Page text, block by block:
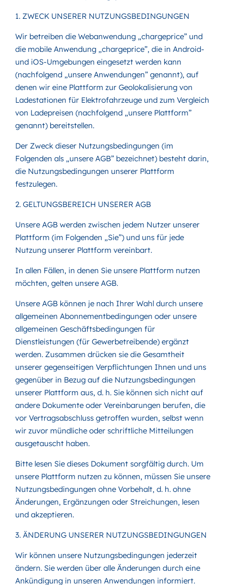
1. ZWECK UNSERER NUTZUNGSBEDINGUNGEN
Wir betreiben die Webanwendung „chargeprice” und
die mobile Anwendung „chargeprice”, die in Android-
und iOS-Umgebungen eingesetzt werden kann
(nachfolgend „unsere Anwendungen” genannt), auf
denen wir eine Plattform zur Geolokalisierung von
Ladestationen für Elektrofahrzeuge und zum Vergleich
von Ladepreisen (nachfolgend „unsere Plattform”
genannt) bereitstellen.
Der Zweck dieser Nutzungsbedingungen (im
Folgenden als „unsere AGB” bezeichnet) besteht darin,
die Nutzungsbedingungen unserer Plattform
festzulegen.
2. GELTUNGSBEREICH UNSERER AGB
Unsere AGB werden zwischen jedem Nutzer unserer
Plattform (im Folgenden „Sie”) und uns für jede
Nutzung unserer Plattform vereinbart.
In allen Fällen, in denen Sie unsere Plattform nutzen
möchten, gelten unsere AGB.
Unsere AGB können je nach Ihrer Wahl durch unsere
allgemeinen Abonnementbedingungen oder unsere
allgemeinen Geschäftsbedingungen für
Dienstleistungen (für Gewerbetreibende) ergänzt
werden. Zusammen drücken sie die Gesamtheit
unserer gegenseitigen Verpflichtungen Ihnen und uns
gegenüber in Bezug auf die Nutzungsbedingungen
unserer Plattform aus, d. h. Sie können sich nicht auf
andere Dokumente oder Vereinbarungen berufen, die
vor Vertragsabschluss getroffen wurden, selbst wenn
wir zuvor mündliche oder schriftliche Mitteilungen
ausgetauscht haben.
Bitte lesen Sie dieses Dokument sorgfältig durch. Um
unsere Plattform nutzen zu können, müssen Sie unsere
Nutzungsbedingungen ohne Vorbehalt, d. h. ohne
Änderungen, Ergänzungen oder Streichungen, lesen
und akzeptieren.
3. ÄNDERUNG UNSERER NUTZUNGSBEDINGUNGEN
Wir können unsere Nutzungsbedingungen jederzeit
ändern. Sie werden über alle Änderungen durch eine
Ankündigung in unseren Anwendungen informiert.